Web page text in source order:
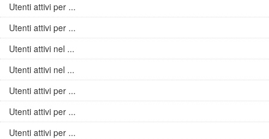
Utenti attivi per ...
Utenti attivi per ...
Utenti attivi nel ...
Utenti attivi nel ...
Utenti attivi per ...
Utenti attivi per ...
Utenti attivi per ...